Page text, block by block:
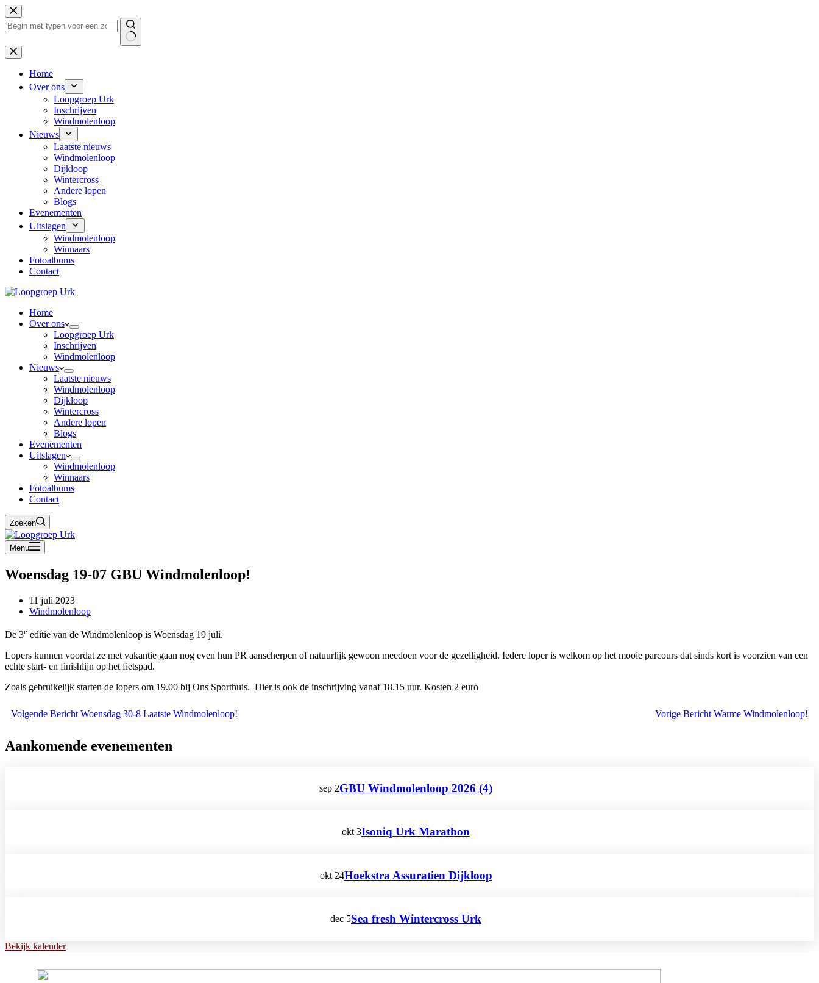
Ga
naar
de
Geen
resultaten
Home
Over ons
Loopgroep Urk
Inschrijven
Windmolenloop
Nieuws
Laatste nieuws
Windmolenloop
Dijkloop
Wintercross
Andere lopen
Blogs
Evenementen
Uitslagen
Windmolenloop
Winnaars
Fotoalbums
Contact
Home
Over ons
Loopgroep Urk
Inschrijven
Windmolenloop
Nieuws
Laatste nieuws
Windmolenloop
Dijkloop
Wintercross
Andere lopen
Blogs
Evenementen
Uitslagen
Windmolenloop
Winnaars
Fotoalbums
Contact
Zoeken
Menu
Woensdag 19-07 GBU Windmolenloop!
11 juli 2023
Windmolenloop
De 3e editie van de Windmolenloop is Woensdag 19 juli.
Lopers kunnen voordat ze met vakantie gaan nog even hun PR aanscherpen of natuurlijk gewoon meedoen voor de gezelligheid. Iedere loper is welkom op het mooie parcours dat sinds kort is voorzien van een
echte start- en finishlijn op het fietspad.
Zoals gebruikelijk starten de lopers om 19.00 bij Ons Sporthuis. Hier is ook de inschrijving vanaf 18.15 uur. Kosten 2 euro
Vorige Bericht Warme Windmolenloop!
Volgende Bericht Woensdag 30-8 Laatste Windmolenloop!
Aankomende evenementen
sep 2GBU Windmolenloop 2026 (4)
okt 3Isoniq Urk Marathon
okt 24Hoekstra Assuratien Dijkloop
dec 5Sea fresh Wintercross Urk
Bekijk kalender